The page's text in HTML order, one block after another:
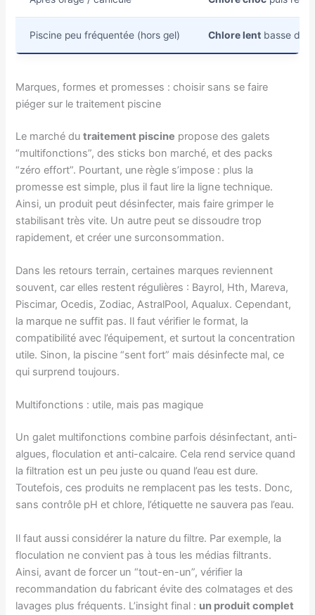
Piscine peu fréquentée (hors gel) Chlore lent basse
Marques, formes et promesses : choisir sans se faire
piéger sur le traitement piscine
Le marché dutraitement piscine propose des galets
“multifonctions”, des sticks bon marché, et des packs
“zéro effort”. Pourtant, une règle s’impose : plus la
promesse est simple, plus il faut lire la ligne technique.
Ainsi, un produit peut désinfecter, mais faire grimper le
stabilisant très vite. Un autre peut se dissoudre trop
rapidement, et créer une surconsommation.
Dans les retours terrain, certaines marques reviennent
souvent, car elles restent régulières : Bayrol, Hth, Mareva,
Piscimar, Ocedis, Zodiac, AstralPool, Aqualux. Cependant,
la marque ne suffit pas. Il faut vérifier le format, la
compatibilité avec l’équipement, et surtout la concentration
utile. Sinon, la piscine “sent fort” mais désinfecte mal, ce
qui surprend toujours.
Multifonctions : utile, mais pas magique
Un galet multifonctions combine parfois désinfectant, anti-
algues, floculation et anti-calcaire. Cela rend service quand
la filtration est un peu juste ou quand l’eau est dure.
Toutefois, ces produits ne remplacent pas les tests. Donc,
sans contrôle pH et chlore, l’étiquette ne sauvera pas l’eau.
Il faut aussi considérer la nature du filtre. Par exemple, la
floculation ne convient pas à tous les médias filtrants.
Ainsi, avant de forcer un “tout-en-un”, vérifier la
recommandation du fabricant évite des colmatages et des
lavages plus fréquents. L’insight final : un produit complet